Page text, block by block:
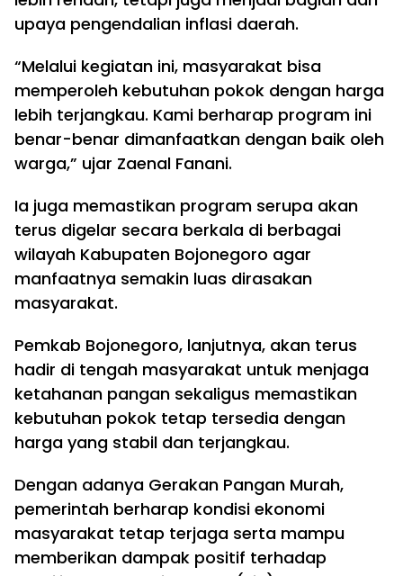
upaya pengendalian inflasi daerah.
“Melalui kegiatan ini, masyarakat bisa
memperoleh kebutuhan pokok dengan harga
lebih terjangkau. Kami berharap program ini
benar-benar dimanfaatkan dengan baik oleh
warga,” ujar Zaenal Fanani.
Ia juga memastikan program serupa akan
terus digelar secara berkala di berbagai
wilayah Kabupaten Bojonegoro agar
manfaatnya semakin luas dirasakan
masyarakat.
Pemkab Bojonegoro, lanjutnya, akan terus
hadir di tengah masyarakat untuk menjaga
ketahanan pangan sekaligus memastikan
kebutuhan pokok tetap tersedia dengan
harga yang stabil dan terjangkau.
Dengan adanya Gerakan Pangan Murah,
pemerintah berharap kondisi ekonomi
masyarakat tetap terjaga serta mampu
memberikan dampak positif terhadap